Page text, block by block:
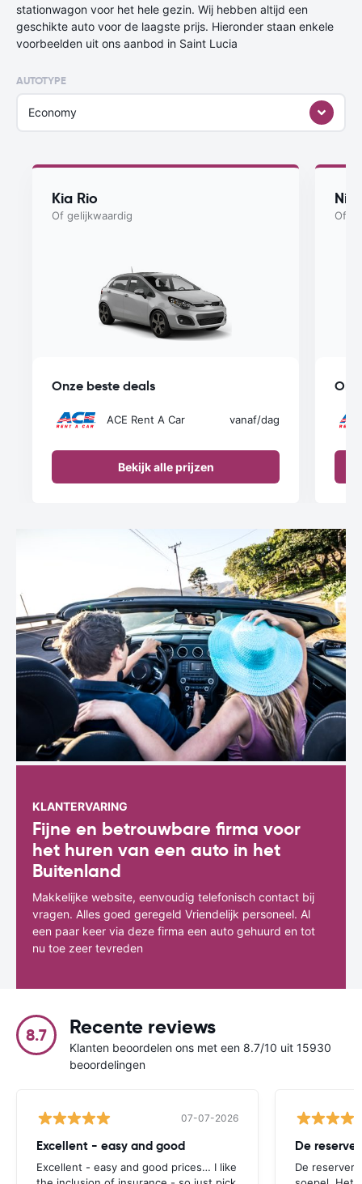
stationwagon voor het hele gezin. Wij hebben altijd een
geschikte auto voor de laagste prijs. Hieronder staan enkele
voorbeelden uit ons aanbod in Saint Lucia
AUTOTYPE
Economy
Kia Rio
Of gelijkwaardig
Onze beste deals
ACE Rent A Car vanaf/dag
Bekijk alle prijzen
Of
KLANTERVARING
Fijne en betrouwbare firma voor
het huren van een auto in het
Buitenland
Makkelijke website, eenvoudig telefonisch contact bij
vragen. Alles goed geregeld Vriendelijk personeel. Al
een paar keer via deze firma een auto gehuurd en tot
nu toe zeer tevreden
8.7 Recente reviews
Klanten beoordelen ons met een 8.7/10 uit 15930
beoordelingen
07-07-2026
Excellent - easy and good
Excellent - easy and good prices… I like
De